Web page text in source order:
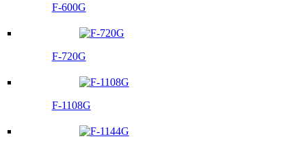
F-600G
F-720G
F-1108G